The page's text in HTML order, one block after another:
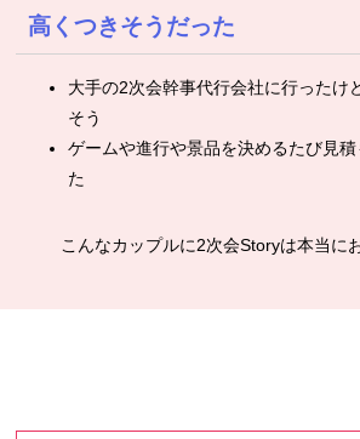
高くつきそうだった
大手の2次会幹事代行会社に行ったけ
そう
ゲームや進行や景品を決めるたび見
た
こんなカップルに2次会Storyは本当に